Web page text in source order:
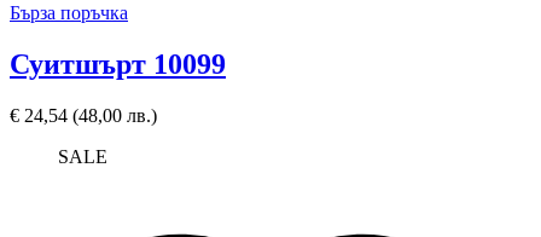
Бърза поръчка
Суитшърт 10099
€ 24,54 (48,00 лв.)
SALE